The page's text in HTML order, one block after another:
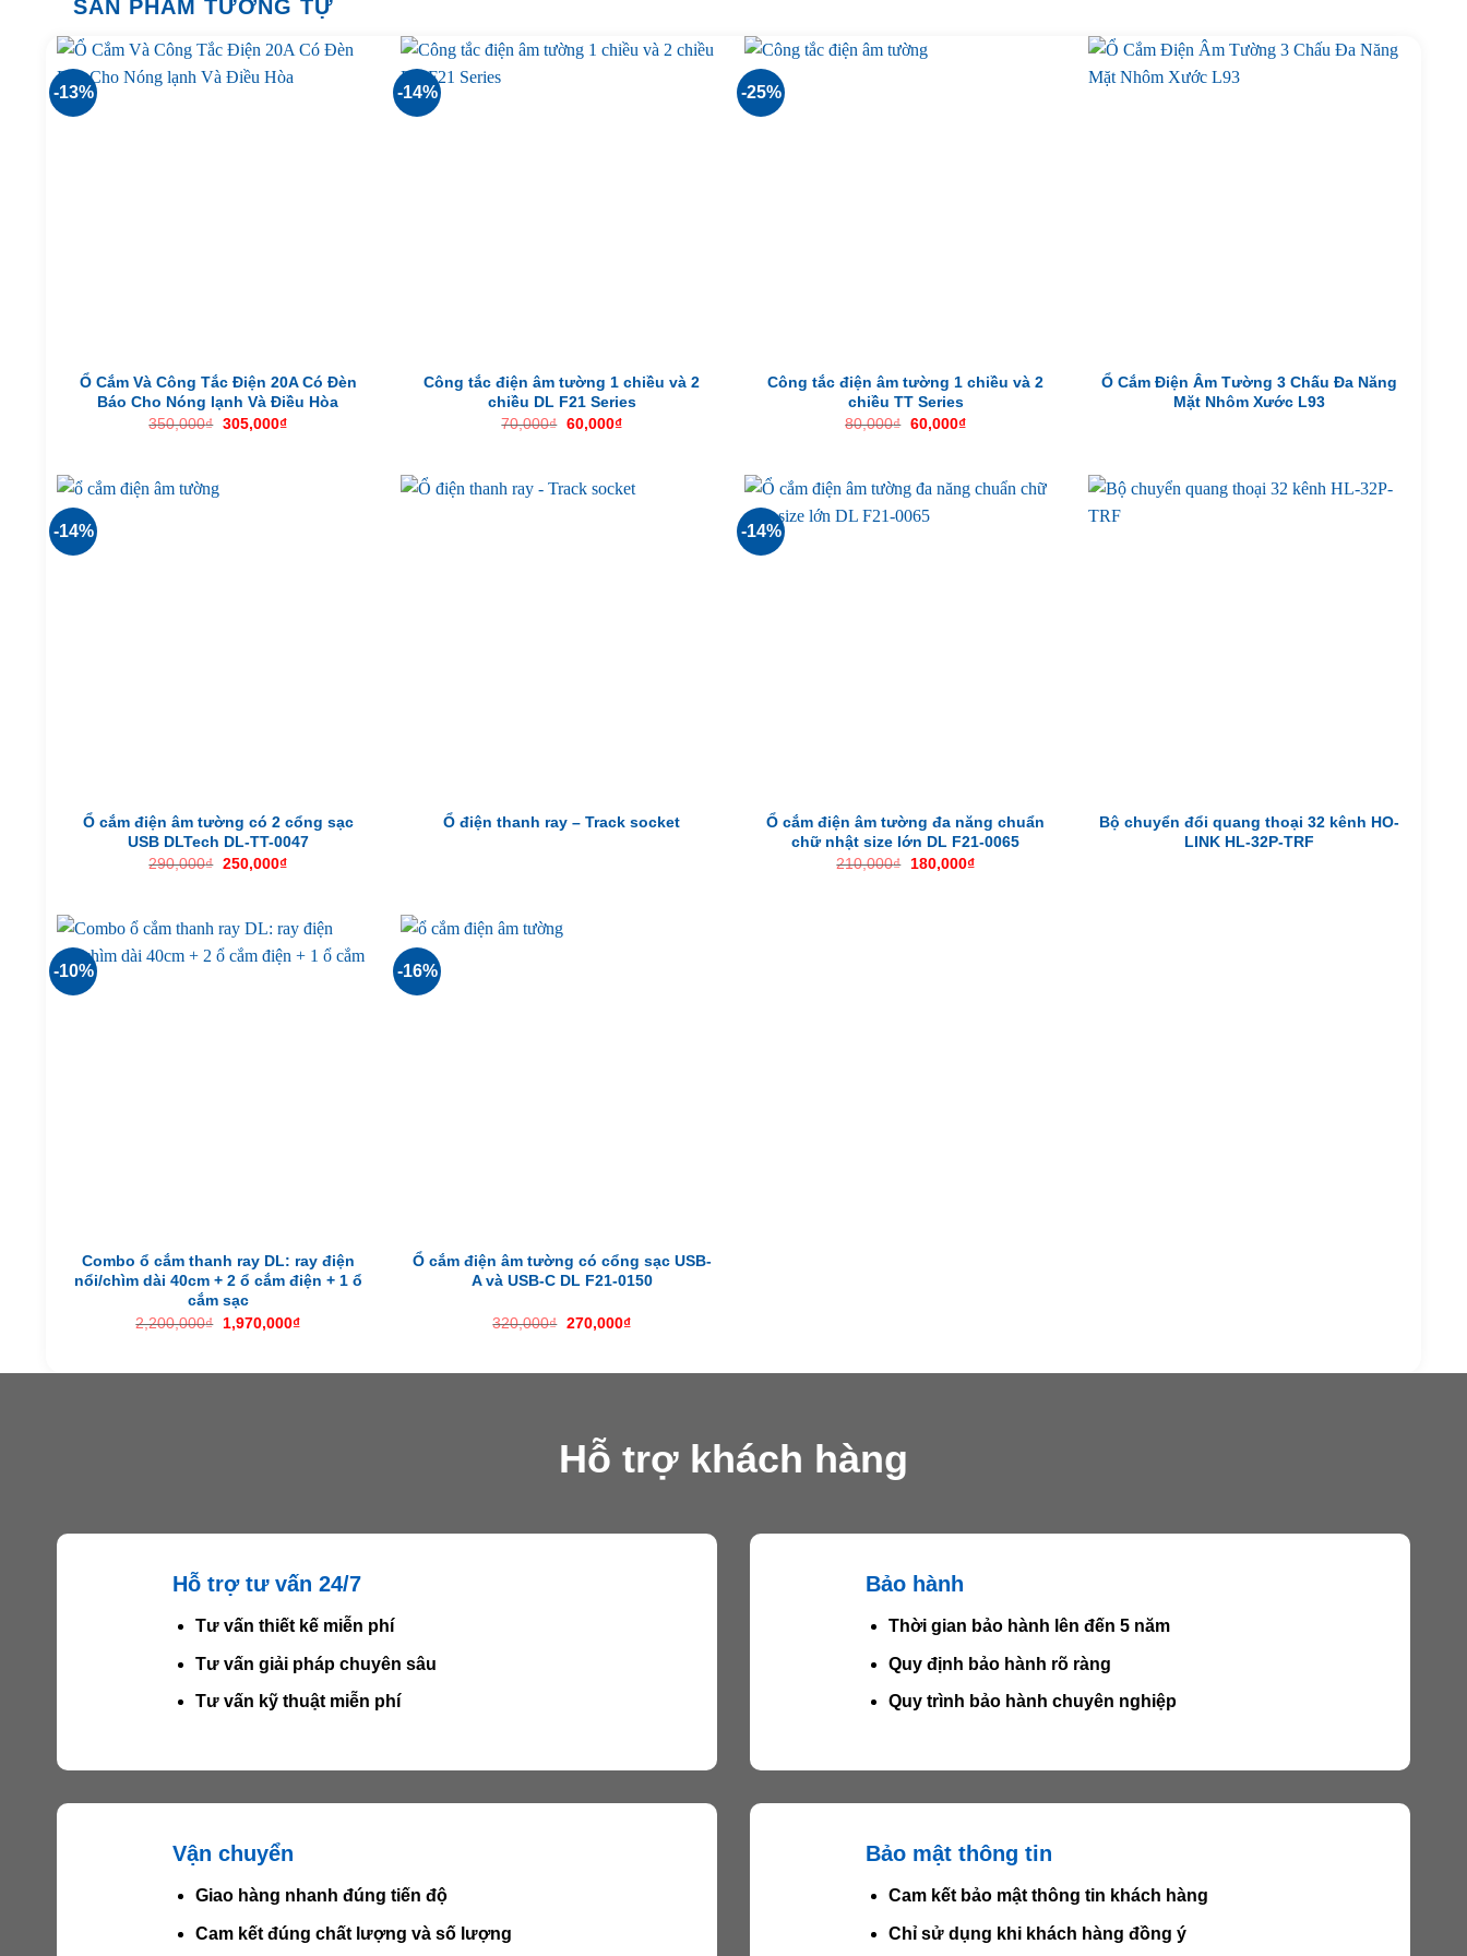
SẢN PHẨM TƯƠNG TỰ
-13%
Ổ Cắm Và Công Tắc Điện 20A Có Đèn
Báo Cho Nóng lạnh Và Điều Hòa
350,000₫ Giá
305,000₫Giá
-14%
Công tắc điện âm tường 1 chiều và 2
chiều DL F21 Series
70,000₫ Giá
60,000₫Giá
60,000₫.
-25%
Công tắc điện âm tường 1 chiều và 2
chiều TT Series
80,000₫ Giá
60,000₫Giá
60,000₫.
Ổ Cắm Điện Âm Tường 3 Chấu Đa Năng
Mặt Nhôm Xước L93
-14%
Ổ cắm điện âm tường có 2 cổng sạc
USB DLTech DL-TT-0047
290,000₫ Giá
250,000₫Giá
250,000₫.
Ổ điện thanh ray – Track socket
-14%
Ổ cắm điện âm tường đa năng chuẩn
chữ nhật size lớn DL F21-0065
210,000₫
Giá
180,000₫Giá
Bộ chuyển đổi quang thoại 32 kênh HO-
LINK HL-32P-TRF
-10%
Combo ổ cắm thanh ray DL: ray điện
nổi/chìm dài 40cm + 2 ổ cắm điện + 1 ổ
cắm sạc
2,200,000₫
Giá
gốc
1,970,000₫Giá
-16%
Ổ cắm điện âm tường có cổng sạc USB-
A và USB-C DL F21-0150
320,000₫ Giá
270,000₫Giá
Hỗ trợ khách hàng
Hỗ trợ tư vấn 24/7
Tư vấn thiết kế miễn phí
Tư vấn giải pháp chuyên sâu
Tư vấn kỹ thuật miễn phí
Bảo hành
Thời gian bảo hành lên đến 5 năm
Quy định bảo hành rõ ràng
Quy trình bảo hành chuyên nghiệp
Vận chuyển
Giao hàng nhanh đúng tiến độ
Cam kết đúng chất lượng và số lượng
Bảo mật thông tin
Cam kết bảo mật thông tin khách hàng
Chỉ sử dụng khi khách hàng đồng ý